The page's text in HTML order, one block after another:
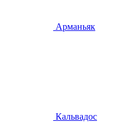
Арманьяк
Кальвадос